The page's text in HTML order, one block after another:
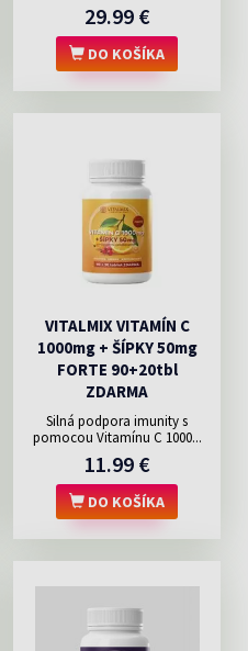
29.99 €
DO KOŠÍKA
VITALMIX VITAMÍN C
1000mg + ŠÍPKY 50mg
FORTE 90+20tbl
ZDARMA
Silná podpora imunity s
pomocou Vitamínu C 1000...
11.99 €
DO KOŠÍKA